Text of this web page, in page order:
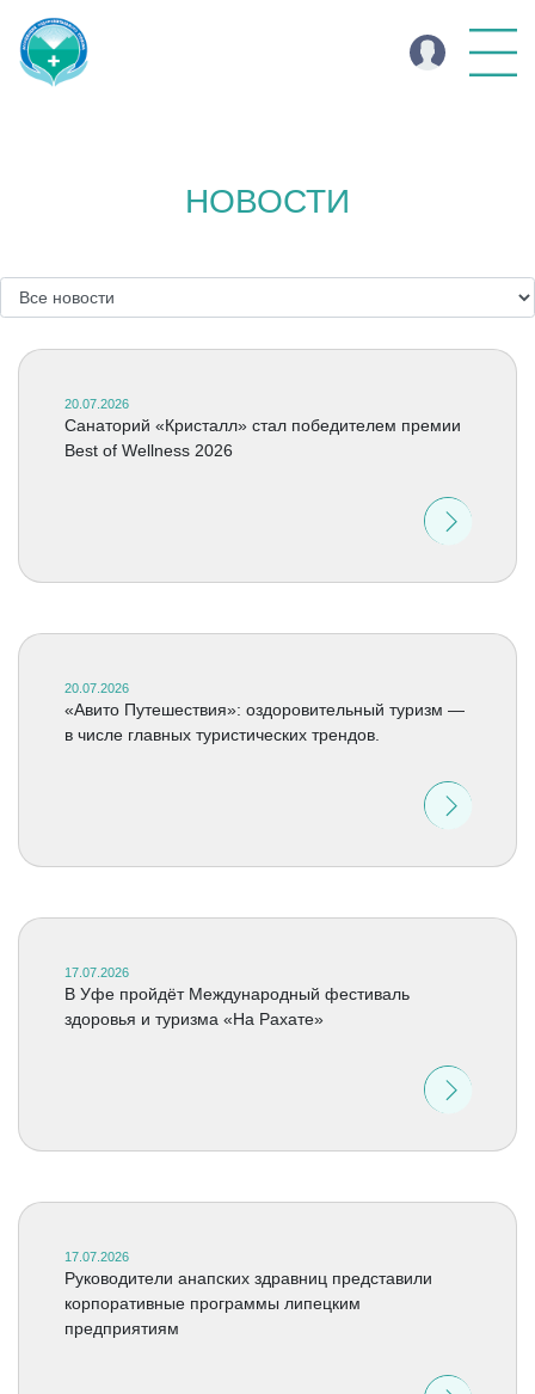
НОВОСТИ
20.07.2026
Cанаторий «Кристалл» стал победителем премии
Best of Wellness 2026
20.07.2026
«Авито Путешествия»: оздоровительный туризм —
в числе главных туристических трендов.
17.07.2026
В Уфе пройдёт Международный фестиваль
здоровья и туризма «На Рахате»
17.07.2026
Руководители анапских здравниц представили
корпоративные программы липецким
предприятиям